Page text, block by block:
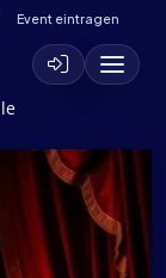
Event eintragen